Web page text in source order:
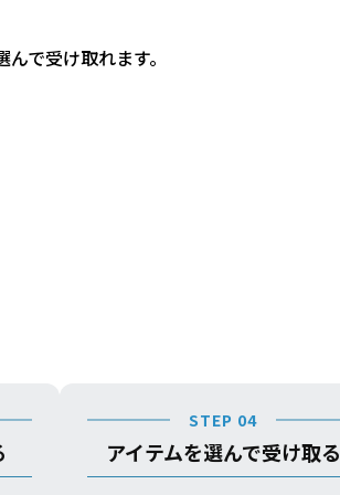
で受け取れます。
STEP 04
アイテムを選んで受け取る